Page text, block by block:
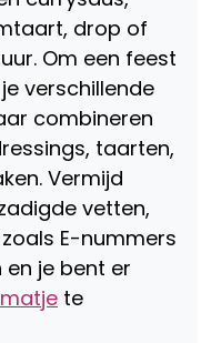
drop of
Om een feest
verschillende
combineren
taarten,
Vermijd
vetten,
E-nummers
je bent er
te